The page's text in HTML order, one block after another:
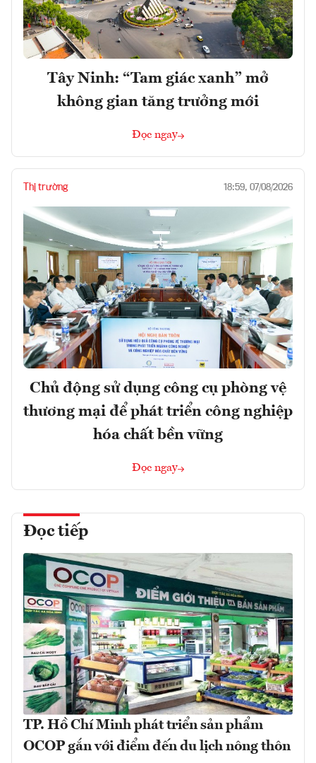
Tây Ninh: “Tam giác xanh” mở
không gian tăng trưởng mới
Đọc ngay
Thị trường 18:59, 07/08/2026
Chủ động sử dụng công cụ phòng vệ
thương mại để phát triển công nghiệp
hóa chất bền vững
Đọc ngay
Đọc tiếp
TP. Hồ Chí Minh phát triển sản phẩm
OCOP gắn với điểm đến du lịch nông thôn